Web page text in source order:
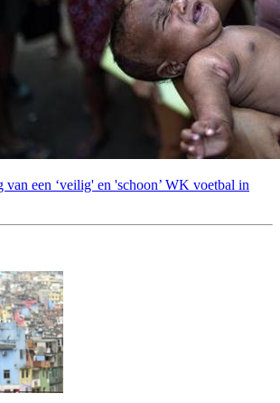
van een ‘veilig' en 'schoon’ WK voetbal in